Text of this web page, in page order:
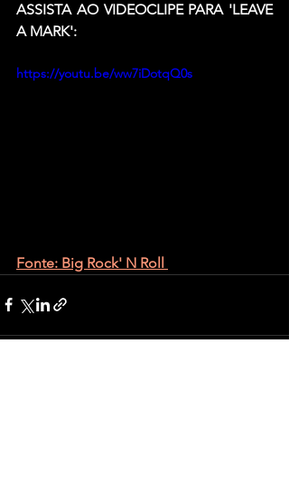
ASSISTA AO VIDEOCLIPE PARA 'LEAVE
A MARK':
https://youtu.be/ww7iDotqQ0s
Fonte: Big Rock' N Roll